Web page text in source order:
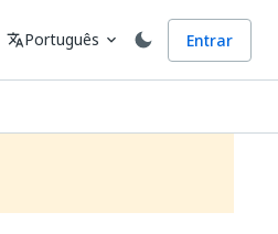
Idioma
translatePortuguês expand_more Entrar